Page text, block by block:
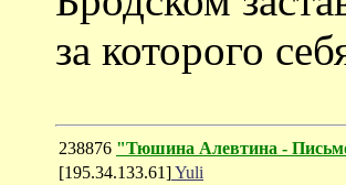
за которого
238876 "Тюшина Алевтина -
[195.34.133.61]Yuli